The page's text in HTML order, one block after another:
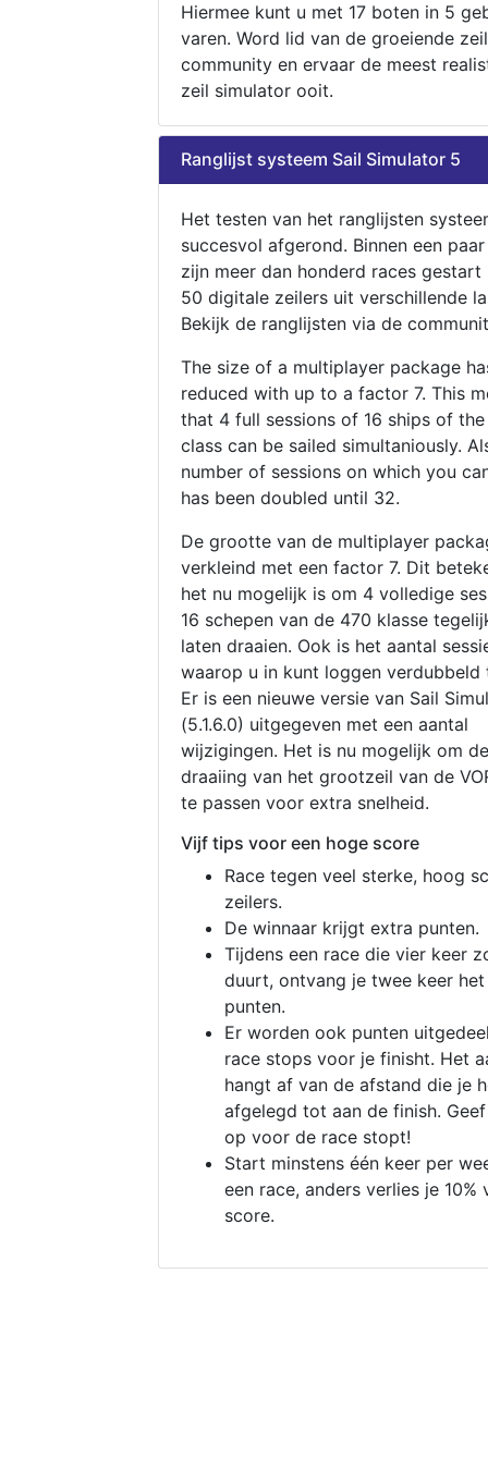
Hiermee kunt u met 17 boten in 5
varen. Word lid van de groeiende zeil
community en ervaar de meest
zeil simulator ooit.
Ranglijst systeem Sail Simulator 5
Het testen van het ranglijsten
succesvol afgerond. Binnen een
zijn meer dan honderd races gestart
50 digitale zeilers uit verschillende
Bekijk de ranglijsten via de
The size of a multiplayer package
reduced with up to a factor 7. This
that 4 full sessions of 16 ships of
class can be sailed simultaniously.
number of sessions on which you
has been doubled until 32.
De grootte van de multiplayer
verkleind met een factor 7. Dit
het nu mogelijk is om 4 volledige
16 schepen van de 470 klasse
laten draaien. Ook is het aantal
waarop u in kunt loggen verdubbeld
Er is een nieuwe versie van Sail
(5.1.6.0) uitgegeven met een aantal
wijzigingen. Het is nu mogelijk om de
draaiing van het grootzeil van de
te passen voor extra snelheid.
Vijf tips voor een hoge score
Race tegen veel sterke, hoog
zeilers.
De winnaar krijgt extra punten.
Tijdens een race die vier keer
duurt, ontvang je twee keer
punten.
Er worden ook punten
race stops voor je finisht. Het
hangt af van de afstand die je
afgelegd tot aan de finish.
op voor de race stopt!
Start minstens één keer per
een race, anders verlies je 10%
score.